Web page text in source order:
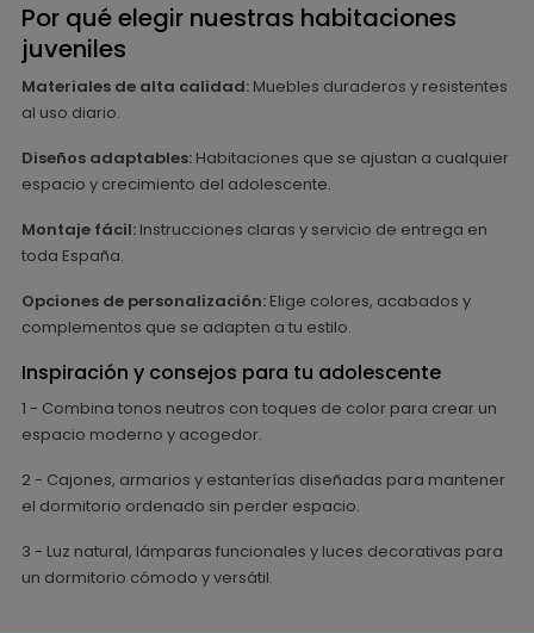
Por qué elegir nuestras habitaciones
juveniles
Materiales de alta calidad: Muebles duraderos y resistentes
al uso diario.
Diseños adaptables: Habitaciones que se ajustan a cualquier
espacio y crecimiento del adolescente.
Montaje fácil: Instrucciones claras y servicio de entrega en
toda España.
Opciones de personalización: Elige colores, acabados y
complementos que se adapten a tu estilo.
Inspiración y consejos para tu adolescente
1 - Combina tonos neutros con toques de color para crear un
espacio moderno y acogedor.
2 - Cajones, armarios y estanterías diseñadas para mantener
el dormitorio ordenado sin perder espacio.
3 - Luz natural, lámparas funcionales y luces decorativas para
un dormitorio cómodo y versátil.